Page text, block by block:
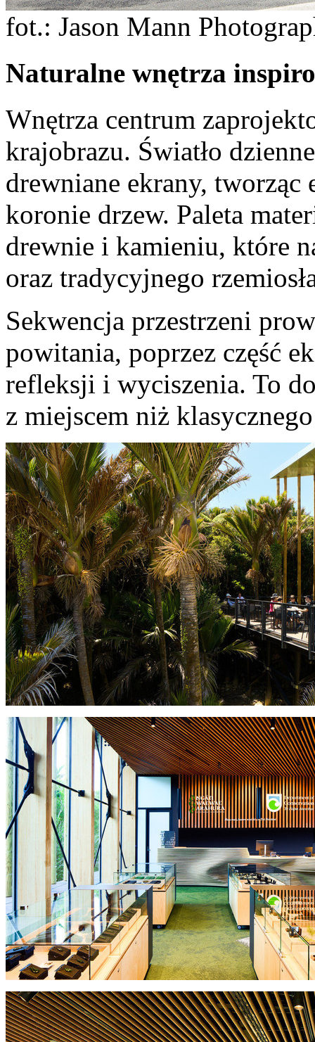
fot.: Jason Mann
Naturalne wnętrza
Wnętrza centrum
krajobrazu. Światło
drewniane ekrany,
koronie drzew. Paleta
drewnie i kamieniu, które
oraz tradycyjnego
Sekwencja przestrzeni
powitania, poprzez część
refleksji i wyciszenia. To
z miejscem niż